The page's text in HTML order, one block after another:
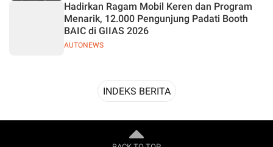
AUTONEWS
Hadirkan Ragam Mobil Keren dan Program
Menarik, 12.000 Pengunjung Padati Booth
BAIC di GIIAS 2026
INDEKS BERITA